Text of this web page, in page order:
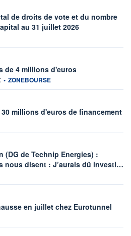
de droits de vote et du nombre
au 31 juillet 2026
de 4 millions d'euros
information fournie par
• ZONEBOURSE
millions d'euros de financement
(DG de Technip Energies) :
nous disent : J’aurais dû investi…
en juillet chez Eurotunnel